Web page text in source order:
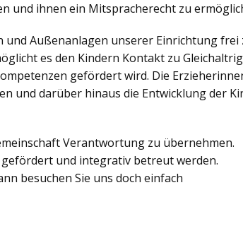
und ihnen ein Mitspracherecht zu
und Außenanlagen unserer Einrichtung frei
es den Kindern Kontakt zu
gefördert wird. Die
und darüber hinaus die Entwicklung der
Verantwortung zu übernehmen.
und integrativ betreut werden.
besuchen Sie uns doch einfach